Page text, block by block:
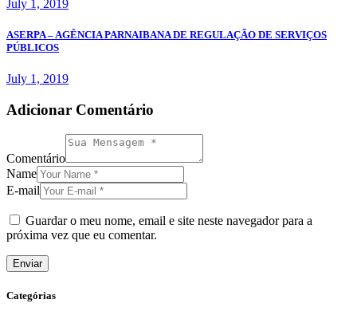
July 1, 2019
ASERPA – AGÊNCIA PARNAIBANA DE REGULAÇÃO DE SERVIÇOS
PÚBLICOS
July 1, 2019
Adicionar Comentário
Comentário
Name
E-mail
Guardar o meu nome, email e site neste navegador para a
próxima vez que eu comentar.
Categórias